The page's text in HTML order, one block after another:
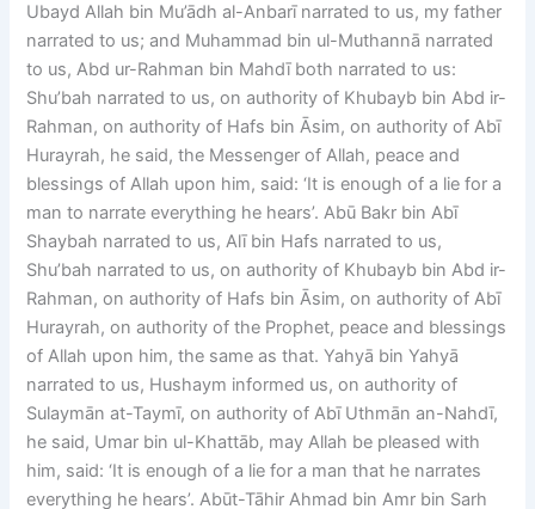
Ubayd Allah bin Mu’ādh al-Anbarī narrated to us, my father
narrated to us; and Muhammad bin ul-Muthannā narrated
to us, Abd ur-Rahman bin Mahdī both narrated to us:
Shu’bah narrated to us, on authority of Khubayb bin Abd ir-
Rahman, on authority of Hafs bin Āsim, on authority of Abī
Hurayrah, he said, the Messenger of Allah, peace and
blessings of Allah upon him, said: ‘It is enough of a lie for a
man to narrate everything he hears’. Abū Bakr bin Abī
Shaybah narrated to us, Alī bin Hafs narrated to us,
Shu’bah narrated to us, on authority of Khubayb bin Abd ir-
Rahman, on authority of Hafs bin Āsim, on authority of Abī
Hurayrah, on authority of the Prophet, peace and blessings
of Allah upon him, the same as that. Yahyā bin Yahyā
narrated to us, Hushaym informed us, on authority of
Sulaymān at-Taymī, on authority of Abī Uthmān an-Nahdī,
he said, Umar bin ul-Khattāb, may Allah be pleased with
him, said: ‘It is enough of a lie for a man that he narrates
everything he hears’. Abūt-Tāhir Ahmad bin Amr bin Sarh